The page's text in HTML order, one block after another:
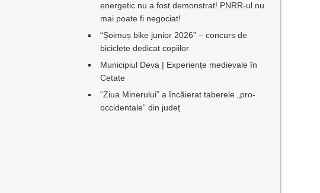
energetic nu a fost demonstrat! PNRR-ul nu
mai poate fi negociat!
“Șoimuș bike junior 2026” – concurs de
biciclete dedicat copiilor
Municipiul Deva | Experiențe medievale în
Cetate
“Ziua Minerului” a încăierat taberele „pro-
occidentale” din județ